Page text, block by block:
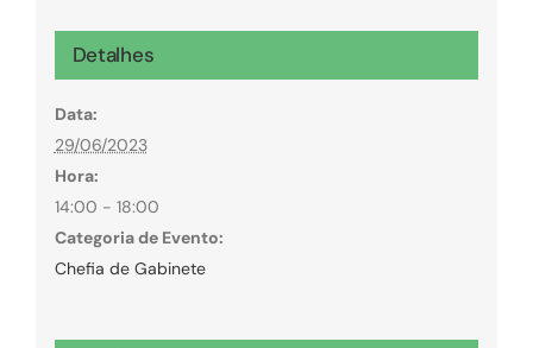
Detalhes
Data:
29/06/2023
Hora:
14:00 - 18:00
Categoria de Evento:
Chefia de Gabinete